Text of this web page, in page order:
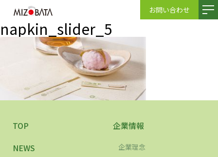
お問い合わせ
napkin_slider_5
TOP
NEWS
企業情報
企業理念